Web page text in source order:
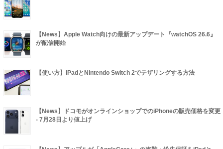
【News】Apple Watch向けの最新アップデート『watchOS 26.6』
が配信開始
【使い方】iPadとNintendo Switch 2でテザリングする方法
【News】ドコモがオンラインショップでのiPhoneの販売価格を変更
- 7月28日より値上げ